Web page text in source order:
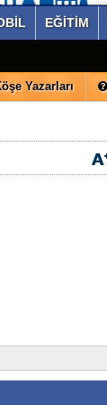
EĞİTİM
Yazarları